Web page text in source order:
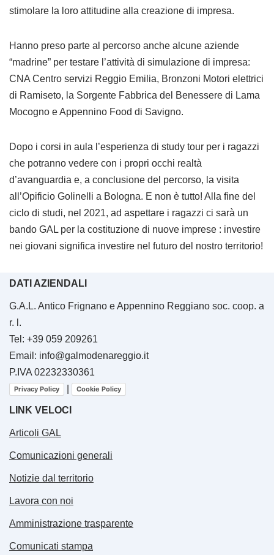
stimolare la loro attitudine alla creazione di impresa.
Hanno preso parte al percorso anche alcune aziende
“madrine” per testare l’attività di simulazione di impresa:
CNA Centro servizi Reggio Emilia, Bronzoni Motori elettrici
di Ramiseto, la Sorgente Fabbrica del Benessere di Lama
Mocogno e Appennino Food di Savigno.
Dopo i corsi in aula l’esperienza di study tour per i ragazzi
che potranno vedere con i propri occhi realtà
d’avanguardia e, a conclusione del percorso, la visita
all’Opificio Golinelli a Bologna. E non è tutto! Alla fine del
ciclo di studi, nel 2021, ad aspettare i ragazzi ci sarà un
bando GAL per la costituzione di nuove imprese : investire
nei giovani significa investire nel futuro del nostro territorio!
DATI AZIENDALI
G.A.L. Antico Frignano e Appennino Reggiano soc. coop. a
r. l.
Tel: +39 059 209261
Email: info@galmodenareggio.it
P.IVA 02232330361
Privacy Policy Cookie Policy
LINK VELOCI
Articoli GAL
Comunicazioni generali
Notizie dal territorio
Lavora con noi
Amministrazione trasparente
Comunicati stampa